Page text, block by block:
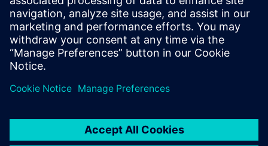
támogatással kérdésekhez vagy hibaelhárításhoz a
MAG Service szolgáltatásból